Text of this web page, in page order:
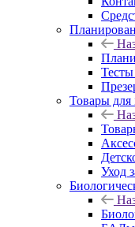
Товары
Уход